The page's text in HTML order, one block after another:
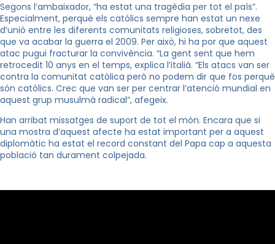
Segons l’ambaixador, “ha estat una tragèdia per tot el país”.
Especialment, perquè els catòlics sempre han estat un nexe
d’unió entre les diferents comunitats religioses, sobretot, des
que va acabar la guerra el 2009. Per això, hi ha por que aquest
atac pugui fracturar la convivència. “La gent sent que hem
retrocedit 10 anys en el temps, explica l’italià. “Els atacs van ser
contra la comunitat catòlica però no podem dir que fos perquè
són catòlics. Crec que van ser per centrar l’atenció mundial en
aquest grup musulmà radical”, afegeix.
Han arribat missatges de suport de tot el món. Encara que si
una mostra d’aquest afecte ha estat important per a aquest
diplomàtic ha estat el record constant del Papa cap a aquesta
població tan durament colpejada.